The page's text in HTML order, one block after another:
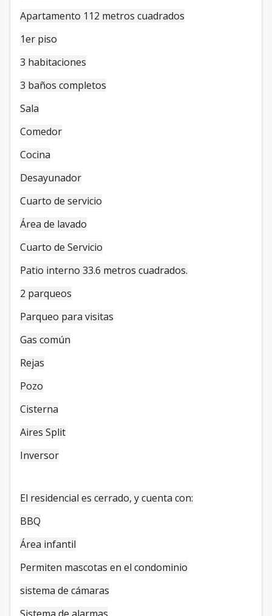
Apartamento 112 metros cuadrados
1er piso
3 habitaciones
3 baños completos
Sala
Comedor
Cocina
Desayunador
Cuarto de servicio
Área de lavado
Cuarto de Servicio
Patio interno 33.6 metros cuadrados.
2 parqueos
Parqueo para visitas
Gas común
Rejas
Pozo
Cisterna
Aires Split
Inversor
El residencial es cerrado, y cuenta con:
BBQ
Área infantil
Permiten mascotas en el condominio
sistema de cámaras